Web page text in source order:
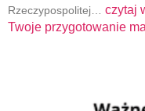
Rzeczypospolitej… czytaj
Twoje przygotowanie